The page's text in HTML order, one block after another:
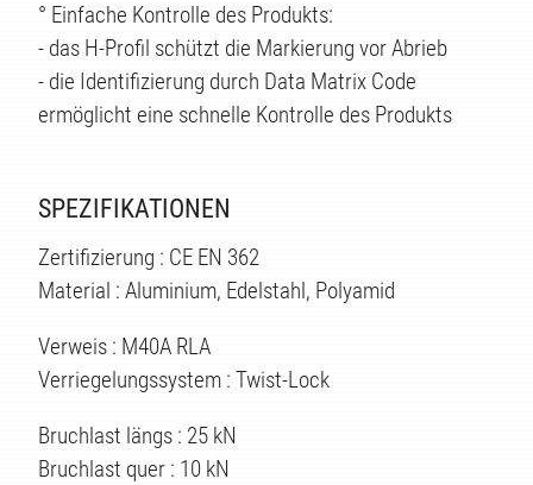
° Einfache Kontrolle des Produkts:
- das H-Profil schützt die Markierung vor Abrieb
- die Identifizierung durch Data Matrix Code
ermöglicht eine schnelle Kontrolle des Produkts
SPEZIFIKATIONEN
Zertifizierung : CE EN 362
Material : Aluminium, Edelstahl, Polyamid
Verweis : M40A RLA
Verriegelungssystem : Twist-Lock
Bruchlast längs : 25 kN
Bruchlast quer : 10 kN